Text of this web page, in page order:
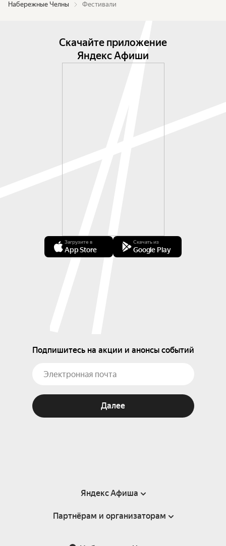
Набережные Челны Фестивали
Скачайте приложение
Яндекс Афиши
Загрузите в
App Store
Скачать из
Google Play
Подпишитесь на акции и анонсы событий
Далее
Яндекс Афиша
Справка
Партнёрам и организаторам